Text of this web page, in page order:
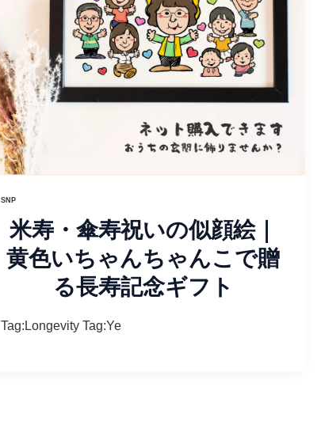
SNP
米寿・傘寿祝いの似顔絵｜
黄色いちゃんちゃんこで贈
る長寿記念ギフト
Tag:Longevity Tag:Ye